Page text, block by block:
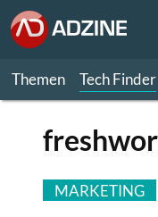
Themen Tech Finder
MARKETING